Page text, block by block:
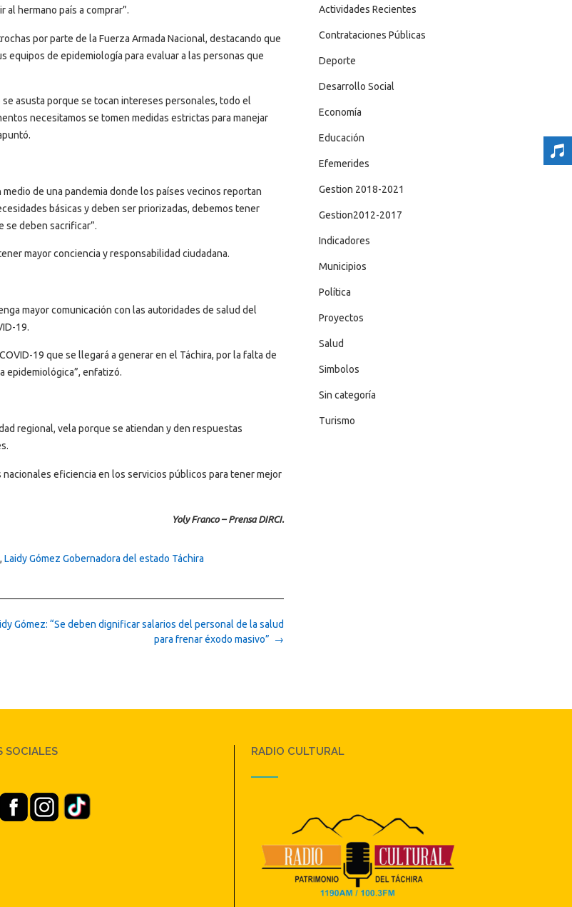
al hermano país a comprar”.
por parte de la Fuerza Armada Nacional, destacando que
equipos de epidemiología para evaluar a las personas que
asusta porque se tocan intereses personales, todo el
necesitamos se tomen medidas estrictas para manejar
de una pandemia donde los países vecinos reportan
básicas y deben ser priorizadas, debemos tener
se deben sacrificar”.
mayor conciencia y responsabilidad ciudadana.
mayor comunicación con las autoridades de salud del
19.
19 que se llegará a generar en el Táchira, por la falta de
epidemiológica”, enfatizó.
regional, vela porque se atiendan y den respuestas
eficiencia en los servicios públicos para tener mejor
Yoly Franco – Prensa DIRCI.
, Laidy Gómez Gobernadora del estado Táchira
Gómez: “Se deben dignificar salarios del personal de la salud
para frenar éxodo masivo” →
Actividades Recientes
Contrataciones Públicas
Deporte
Desarrollo Social
Economía
Educación
Efemerides
Gestion 2018-2021
Gestion2012-2017
Indicadores
Municipios
Política
Proyectos
Salud
Simbolos
Sin categoría
Turismo
SOCIALES RADIO CULTURAL